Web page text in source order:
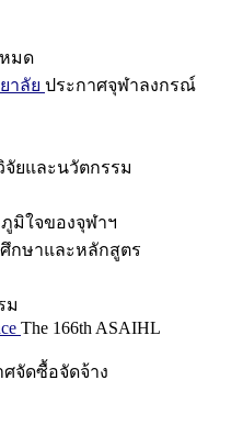
มด
าลัย ประกาศจุฬาลงกรณ์
จัยและนวัตกรรม
มิใจของจุฬาฯ
กษาและหลักสูตร
ม
The 166th ASAIHL
ศจัดซื้อจัดจ้าง